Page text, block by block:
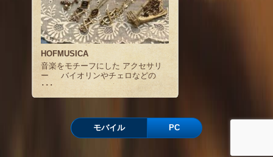
HOFMUSICA
音楽をモチーフにした アクセサリ
ー バイオリンやチェロなどの
･･･
モバイル PC